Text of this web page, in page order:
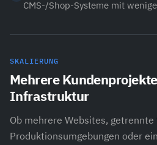
CMS-/Shop-Systeme mit
SKALIERUNG
Mehrere
Infrastruktur
Ob mehrere Websites, getrennte
Produktionsumgebungen oder